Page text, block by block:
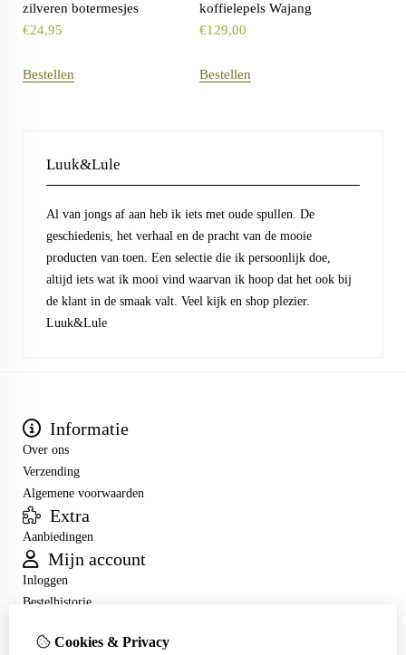
zilveren botermesjes
€24,95
Bestellen
koffielepels Wajang
€129,00
Bestellen
Luuk&Lule
Al van jongs af aan heb ik iets met oude spullen. De
geschiedenis, het verhaal en de pracht van de mooie
producten van toen. Een selectie die ik persoonlijk doe,
altijd iets wat ik mooi vind waarvan ik hoop dat het ook bij
de klant in de smaak valt. Veel kijk en shop plezier.
Luuk&Lule
Informatie
Over ons
Verzending
Algemene voorwaarden
Extra
Aanbiedingen
Mijn account
Inloggen
Bestelhistorie
Nieuwsbrief
Cookies & Privacy